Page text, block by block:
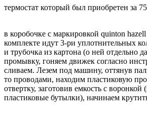
термостат который был приобретен за
в коробочке с маркировкой quinton
комплекте идут 3-ри уплотнительных
и трубочка из картона (о ней отдельно
промывку, гоняем движек согласно
сливаем. Лезем под машину, оттянув
то проводами, находим пластиковую
отвертку, заготовив емкость с воронкой
пластиковые бутылки), начинаем